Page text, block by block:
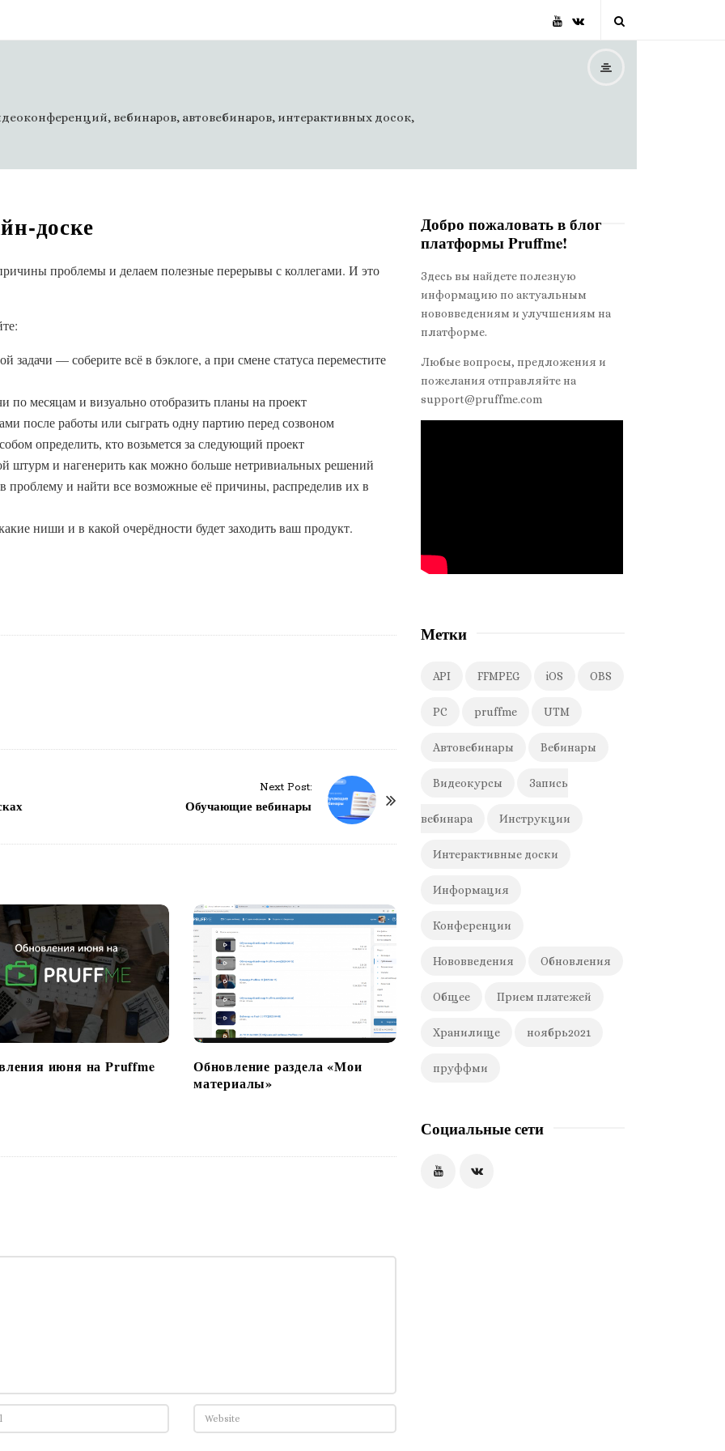
вебинаров, автовебинаров, интерактивных досок,
доске
проблемы и делаем полезные перерывы с коллегами. И это
задачи — соберите всё в бэклоге, а при смене статуса переместите
по месяцам и визуально отобразить планы на проект
после работы или сыграть одну партию перед созвоном
определить, кто возьмется за следующий проект
штурм и нагенерить как можно больше нетривиальных решений
проблему и найти все возможные её причины, распределив их в
ниши и в какой очерёдности будет заходить ваш продукт.
Next Post:
Обучающие вебинары
июня на Pruffme
Обновление раздела «Мои
материалы»
S
t
e
S
d
e
Добро пожаловать в блог
платформы Pruffme!
Здесь вы найдете полезную
информацию по актуальным
нововведениям и улучшениям на
платформе.
Любые вопросы, предложения и
пожелания отправляйте на
support@pruffme.com
Метки
API FFMPEG iOS OBS
PC pruffme UTM
Автовебинары Вебинары
Видеокурсы Запись
вебинара Инструкции
Интерактивные доски
Информация
Конференции
Нововведения Обновления
Общее Прием платежей
Хранилище ноябрь2021
пруффми
Социальные сети